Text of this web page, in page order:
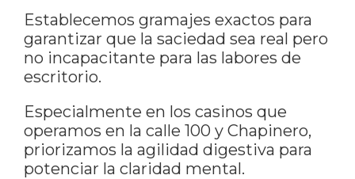
Establecemos gramajes exactos para
garantizar que la saciedad sea real pero
no incapacitante para las labores de
escritorio.
Especialmente en los casinos que
operamos en la calle 100 y Chapinero,
priorizamos la agilidad digestiva para
potenciar la claridad mental.